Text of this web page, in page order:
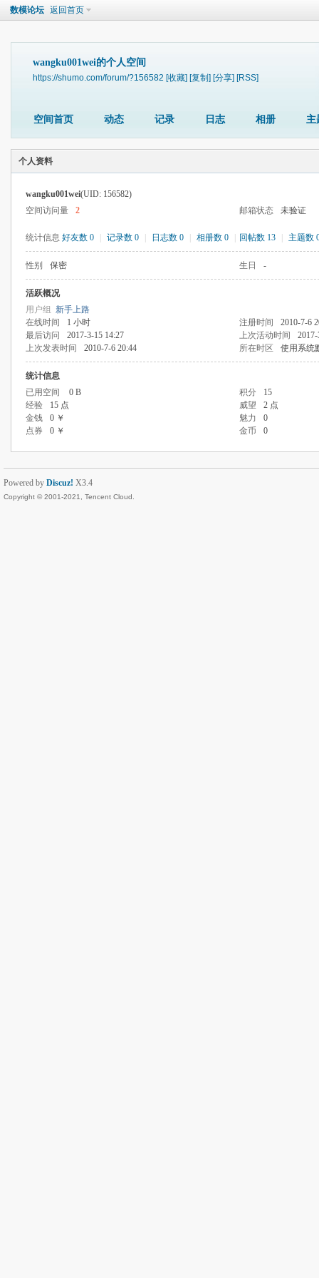
数模论坛 返回首页
wangku001wei的个人空间
https://shumo.com/forum/?156582 [收藏] [复制] [分享] [RSS]
空间首页 动态 记录 日志 相册 主
个人资料
wangku001wei(UID: 156582)
空间访问量
2 邮箱状态 未验证
统计信息 好友数 0 记录数 0 日志数 0 相册数 0 回帖数 13 主题数
性别 保密 生日 -
活跃概况
用户组 新手上路
在线时间
1 小时 注册时间
2010-7-6
最后访问
2017-3-15 14:27 上次活动时间
上次发表时间
2010-7-6 20:44 所在时区 使用系统
统计信息
已用空间
0 B 积分
15
经验
15 点 威望
2 点
金钱
0 ￥ 魅力
0
点券
0 ￥ 金币 0
Powered by Discuz! X3.4
Copyright © 2001-2021, Tencent Cloud.